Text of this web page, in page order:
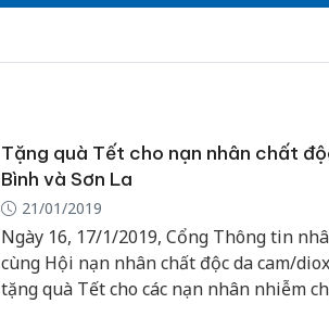
Tặng quà Tết cho nạn nhân chất
Bình và Sơn La
21/01/2019
Ngày 16, 17/1/2019, Cổng Thông tin
cùng Hội nạn nhân chất độc da cam/
tặng quà Tết cho các nạn nhân nhiễm